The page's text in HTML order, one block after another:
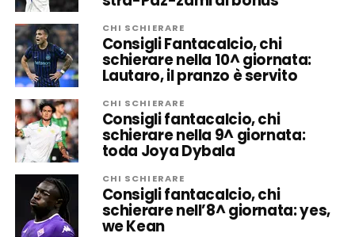
CHI SCHIERARE
Consigli Fantacalcio, chi
schierare nella 10^ giornata:
Lautaro, il pranzo è servito
CHI SCHIERARE
Consigli fantacalcio, chi
schierare nella 9^ giornata:
toda Joya Dybala
CHI SCHIERARE
Consigli fantacalcio, chi
schierare nell’8^ giornata: yes,
we Kean